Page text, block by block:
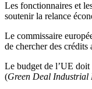
Les fonctionnaires et
soutenir la relance
Le commissaire
de chercher des crédits
Le budget de l’UE doit
(Green Deal Industrial